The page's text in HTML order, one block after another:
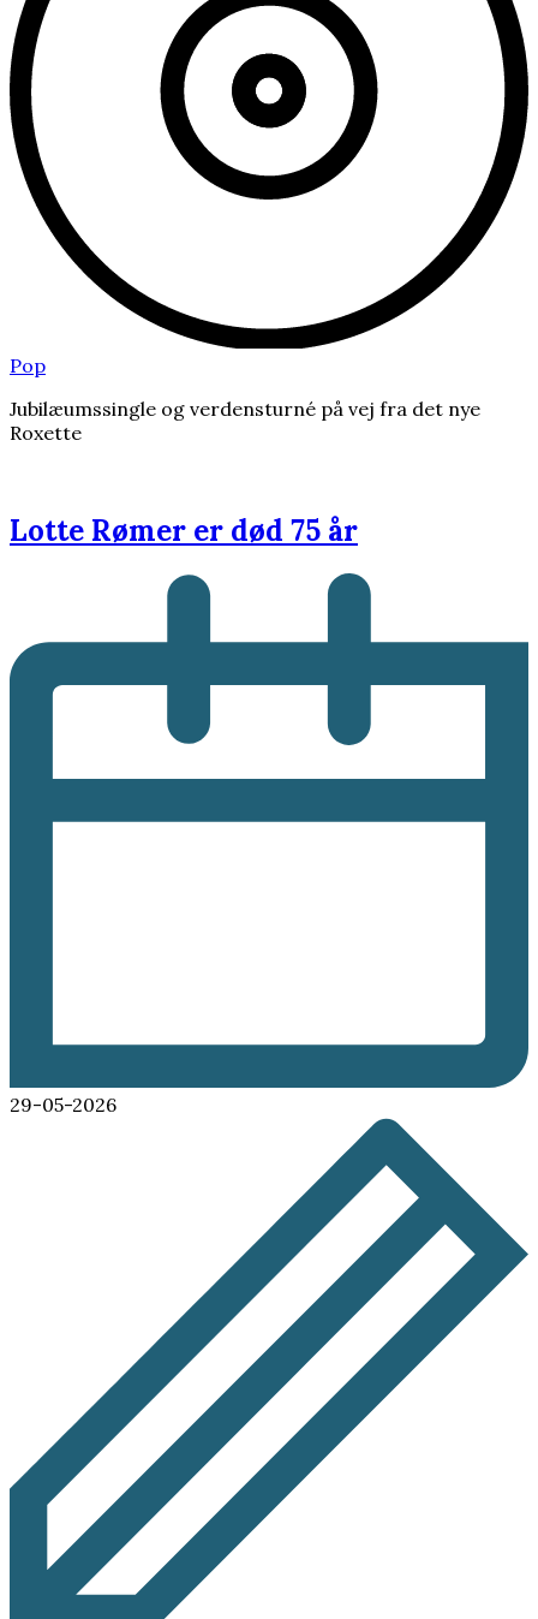
Pop
Jubilæumssingle og verdensturné på vej fra det nye
Roxette
Lotte Rømer er død 75 år
29-05-2026